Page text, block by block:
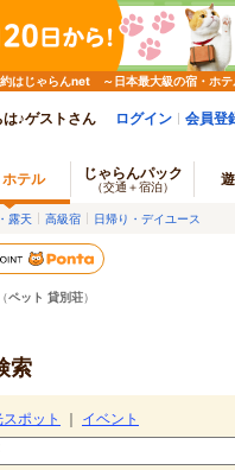
はじゃらんnet ～日本最大級の宿・ホテ
は♪ゲストさん ログイン 会員登
テル じゃらんパック
（交通＋宿泊）
露天 高級宿 日帰り・デイユース
ペット 貸別荘）
索
ポット
イベント